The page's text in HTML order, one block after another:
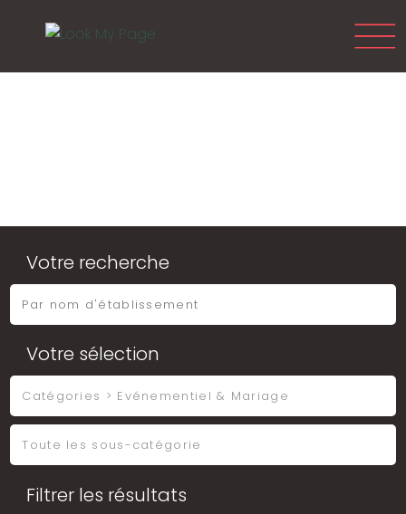
Votre recherche
Votre sélection
Filtrer les résultats